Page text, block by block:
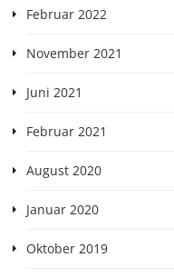
Februar 2022
November 2021
Juni 2021
Februar 2021
August 2020
Januar 2020
Oktober 2019